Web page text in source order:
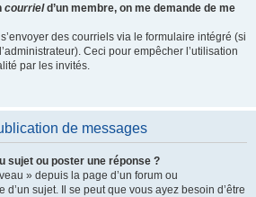
courrield’un membre, on me demande de me
des courriels via le formulaire intégré (si
Ceci pour empêcher l’utilisation
par les invités.
de messages
sujet ou poster une réponse ?
» depuis la page d’un forum ou
sujet. Il se peut que vous ayez besoin d’être